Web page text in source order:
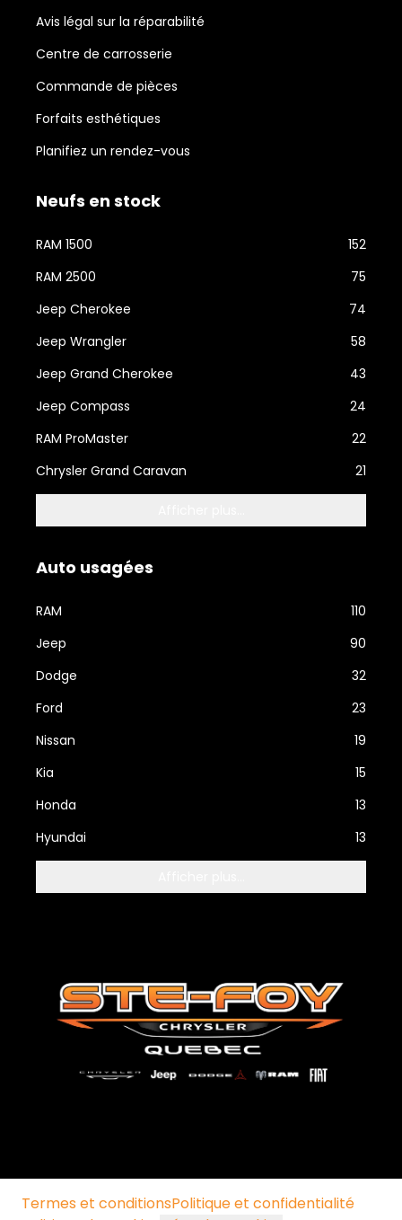
Avis légal sur la réparabilité
Centre de carrosserie
Commande de pièces
Forfaits esthétiques
Planifiez un rendez-vous
Neufs en stock
RAM 1500
152
RAM 2500
75
Jeep Cherokee
74
Jeep Wrangler
58
Jeep Grand Cherokee
43
Jeep Compass
24
RAM ProMaster
22
Chrysler Grand Caravan
21
Auto usagées
RAM
110
Jeep
90
Dodge
32
Ford
23
Nissan
19
Kia
15
Honda
13
Hyundai
13
Termes et conditionsPolitique et confidentialité